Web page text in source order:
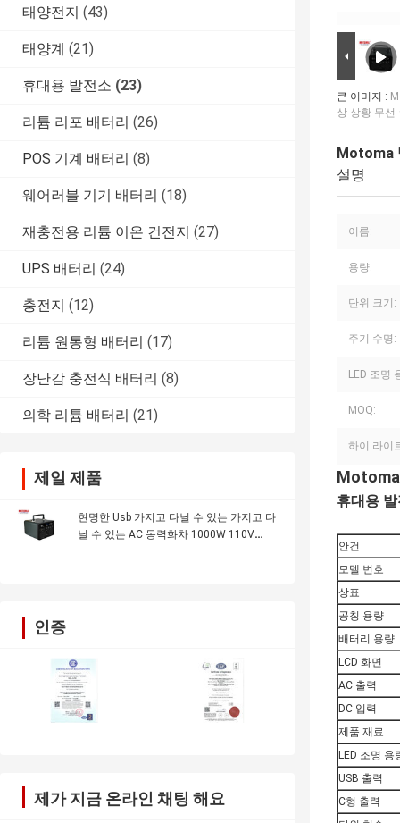
태양전지 (43)
태양계 (21)
휴대용 발전소 (23)
리튬 리포 배터리 (26)
POS 기계 배터리 (8)
웨어러블 기기 배터리 (18)
재충전용 리튬 이온 건전지 (27)
UPS 배터리 (24)
충전지 (12)
리튬 원통형 배터리 (17)
장난감 충전식 배터리 (8)
의학 리튬 배터리 (21)
제일 제품
현명한 Usb 가지고 다닐 수 있는 가지고 다
닐 수 있는 AC 동력화차 1000W 110V
인증
제가 지금 온라인 채팅 해요
큰 이미지 :
상 상황 무선
Motoma
설명
이름:
용량:
단위 크기:
주기 수명:
LED 조명
MOQ:
하이 라이
Motoma
휴대용
안건
모델 번호
상표
공칭 용량
배터리 용량
LCD 화면
AC 출력
DC 입력
제품 재료
LED 조명 용
USB 출력
C형 출력